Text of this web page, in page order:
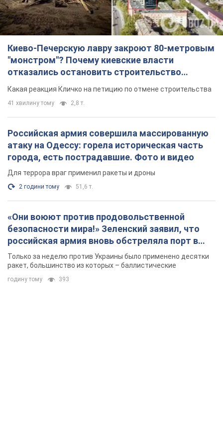
атаку на Одессу: горела историческая часть
города, есть пострадавшие. Фото и видео
Для террора враг применил ракеты и дроны
2 години тому 51,6 т.
«Они воюют против продовольственной
безопасности мира!» Зеленский заявил, что
российская армия вновь обстреляла порт в
Только за неделю против Украины было применено десятки
393